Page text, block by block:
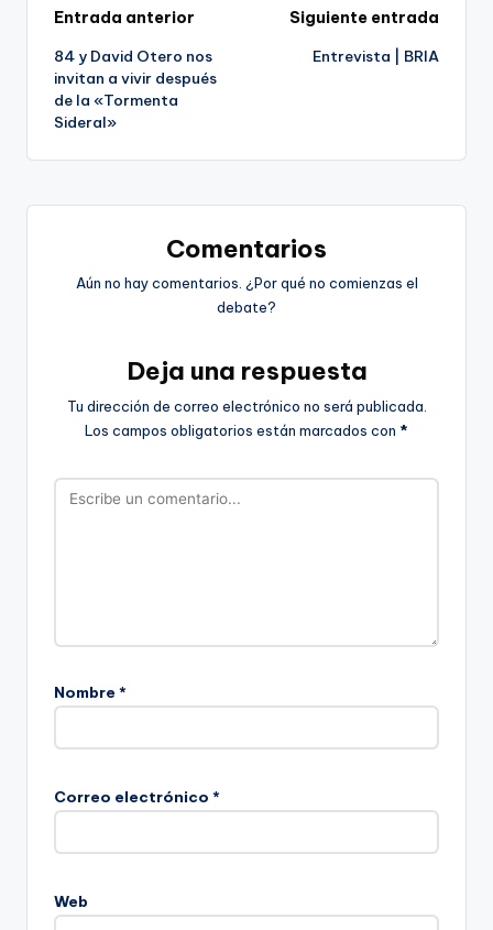
Navegación
de
entradas
Entrada anterior
84 y David Otero nos
invitan a vivir después
de la «Tormenta
Sideral»
Siguiente entrada
Entrevista | BRIA
Comentarios
Aún no hay comentarios. ¿Por qué no comienzas el
debate?
Deja una respuesta
Tu dirección de correo electrónico no será publicada.
Los campos obligatorios están marcados con *
Nombre *
Correo electrónico *
Web